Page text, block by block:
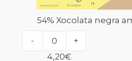
54% Xocolata negra
-
+
4,20€